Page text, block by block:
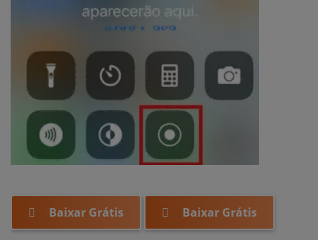
Baixar Grátis Baixar Grátis